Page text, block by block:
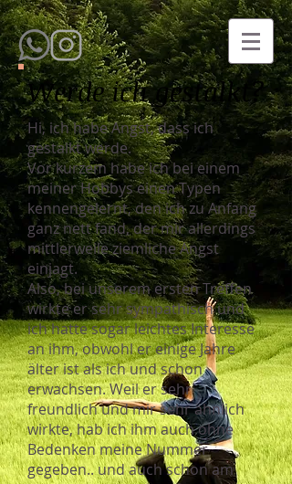
Werde ich gestalkt?
Hi, ich habe Angst, dass ich
gestalkt werde.
Vor kurzem habe ich bei einem
meiner Hobbys einen Typen
kennengelernt, den ich zu Anfang
ganz nett fand, der mir allerdings
mittlerweile ziemliche Angst
einjagt.
Also, bei unserem ersten Treffen
wirkte er sehr sympathisch und
ich hatte sogar leichtes Interesse
an ihm, obwohl er einige Jahre
älter ist als ich und schon
erwachsen. Weil er sehr
freundlich und mir sehr ähnlich
wirkte, hab ich ihm auch ohne
Bedenken meine Nummer
gegeben.. und auch schon am